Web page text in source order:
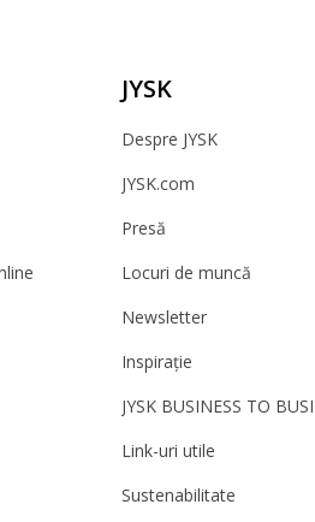
JYSK
Despre JYSK
JYSK.com
Presă
Locuri de muncă
Newsletter
Inspirație
JYSK BUSINESS TO
Link-uri utile
Sustenabilitate